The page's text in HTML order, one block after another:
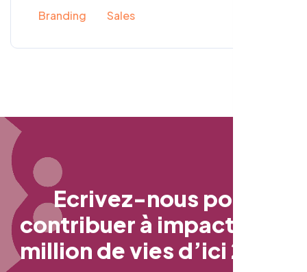
Branding
Sales
Ecrivez-nous po
contribuer à impact
million devies d’ici 2